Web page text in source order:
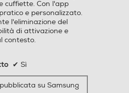
**Audio 360 è disponibile solo sugli
dispositivi Galaxy Tab con Android One UI
e personalizzato.
l'eliminazione del
di attivazione e
contesto.
su Samsung